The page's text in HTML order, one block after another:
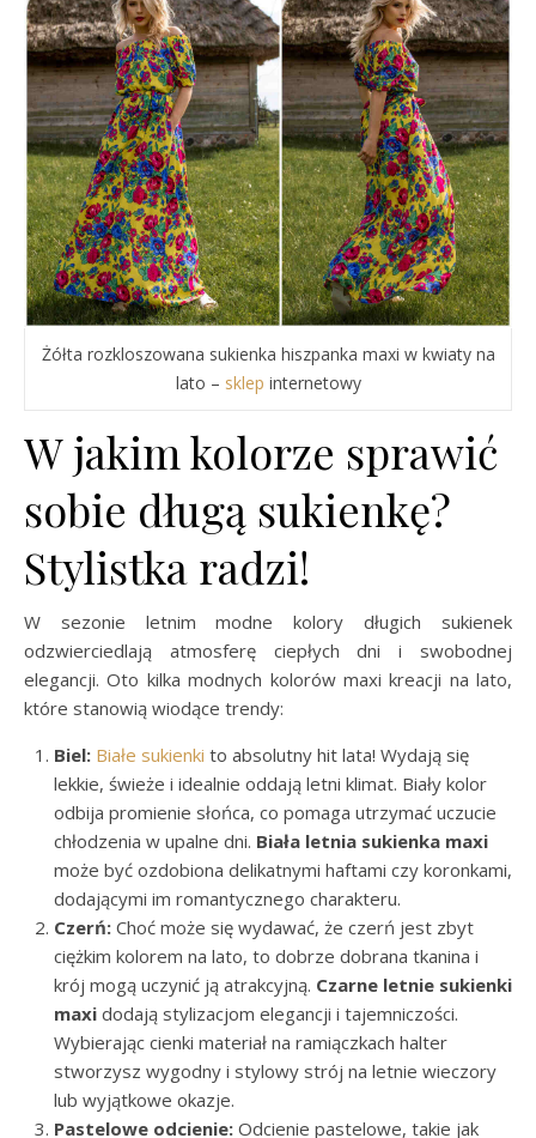
Żółta rozkloszowana sukienka hiszpanka maxi w kwiaty na
lato – sklep internetowy
W jakim kolorze sprawić
sobie długą sukienkę?
Stylistka radzi!
W sezonie letnim modne kolory długich sukienek
odzwierciedlają atmosferę ciepłych dni i swobodnej
elegancji. Oto kilka modnych kolorów maxi kreacji na lato,
które stanowią wiodące trendy:
Biel: Białe sukienki to absolutny hit lata! Wydają się
lekkie, świeże i idealnie oddają letni klimat. Biały kolor
odbija promienie słońca, co pomaga utrzymać uczucie
chłodzenia w upalne dni. Biała letnia sukienka maxi
może być ozdobiona delikatnymi haftami czy koronkami,
dodającymi im romantycznego charakteru.
Czerń: Choć może się wydawać, że czerń jest zbyt
ciężkim kolorem na lato, to dobrze dobrana tkanina i
krój mogą uczynić ją atrakcyjną. Czarne letnie sukienki
maxi dodają stylizacjom elegancji i tajemniczości.
Wybierając cienki materiał na ramiączkach halter
stworzysz wygodny i stylowy strój na letnie wieczory
lub wyjątkowe okazje.
Pastelowe odcienie: Odcienie pastelowe, takie jak